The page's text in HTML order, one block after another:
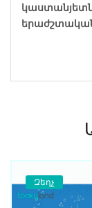
Զեղչ